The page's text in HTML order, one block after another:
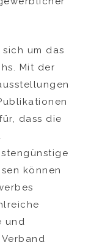
um das
Mit der
dass die
können
und